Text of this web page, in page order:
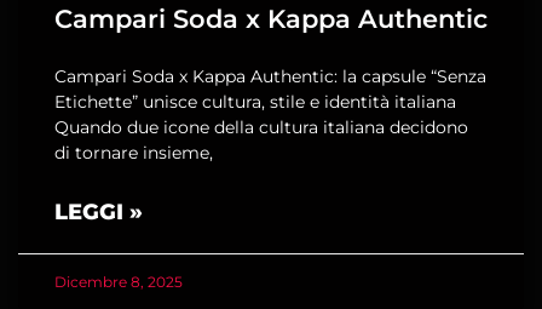
Campari Soda x Kappa Authentic
Campari Soda x Kappa Authentic: la capsule “Senza
Etichette” unisce cultura, stile e identità italiana
Quando due icone della cultura italiana decidono
di tornare insieme,
LEGGI »
Dicembre 8, 2025